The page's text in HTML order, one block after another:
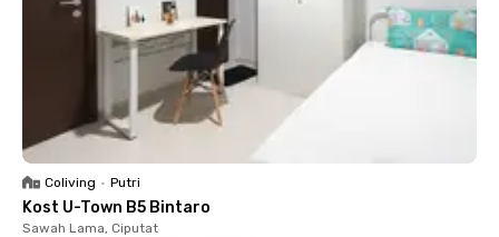
Coliving • Putri
Kost U-Town B5 Bintaro
Sawah Lama, Ciputat